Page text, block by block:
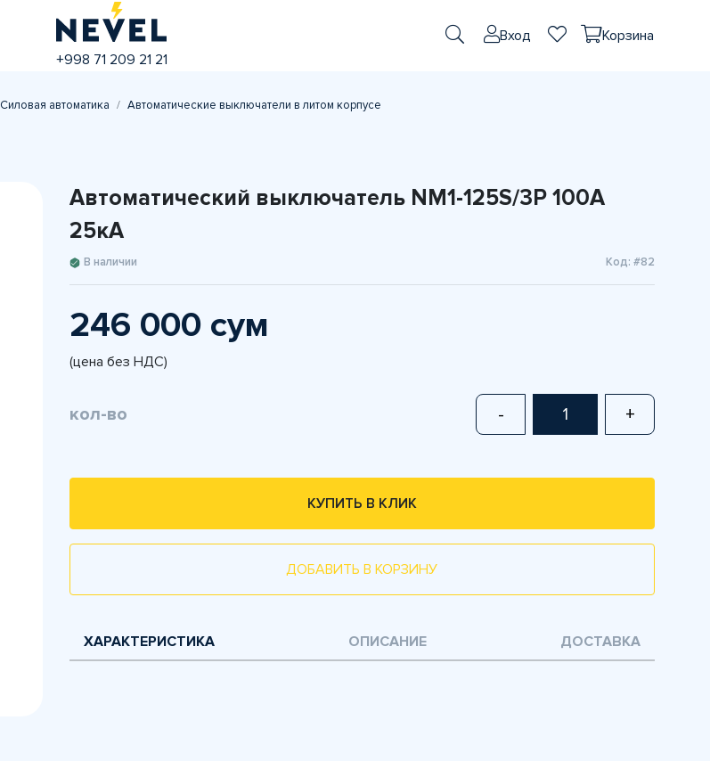
+998 71 209 21 21
Вход Корзина
Силовая автоматика
Автоматические выключатели в литом корпусе
Автоматический выключатель NM1-125S/3Р 100A
25кА
В наличии Код: #82
246 000 сум
(цена без НДС)
кол-во - +
КУПИТЬ В КЛИК
ДОБАВИТЬ В КОРЗИНУ
ХАРАКТЕРИСТИКА ОПИСАНИЕ ДОСТАВКА